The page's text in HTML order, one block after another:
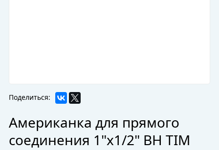
Поделиться:
Американка для прямого
соединения 1"x1/2" ВН TIM